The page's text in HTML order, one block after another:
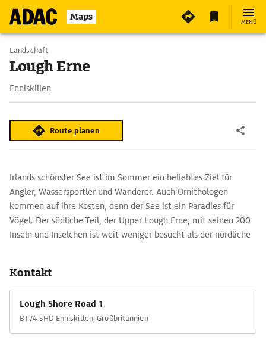
Maps MENÜ
Landschaft
Lough Erne
Enniskillen
Route planen
Irlands schönster See ist im Sommer ein beliebtes Ziel für
Angler, Wassersportler und Wanderer. Auch Ornithologen
kommen auf ihre Kosten, denn der See ist ein Paradies für
Vögel. Der südliche Teil, der Upper Lough Erne, mit seinen 200
Inseln und Inselchen ist weit weniger besucht als der nördliche
am Ende des Lough Navar Forest Drive hoch über den Cliffs of
Magho. Von hier reicht der Blick weit ins Land.
Kontakt
Lough Shore Road 1
BT74 5HD Enniskillen, Großbritannien